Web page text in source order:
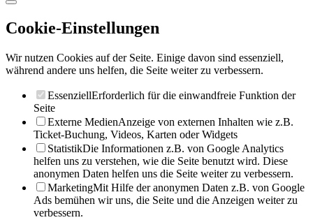
Cookie-Einstellungen
Wir nutzen Cookies auf der Seite. Einige davon sind essenziell,
während andere uns helfen, die Seite weiter zu verbessern.
EssenziellErforderlich für die einwandfreie Funktion der
Seite
Externe MedienAnzeige von externen Inhalten wie z.B.
Ticket-Buchung, Videos, Karten oder Widgets
StatistikDie Informationen z.B. von Google Analytics
helfen uns zu verstehen, wie die Seite benutzt wird. Diese
anonymen Daten helfen uns die Seite weiter zu verbessern.
MarketingMit Hilfe der anonymen Daten z.B. von Google
Ads bemühen wir uns, die Seite und die Anzeigen weiter zu
verbessern.